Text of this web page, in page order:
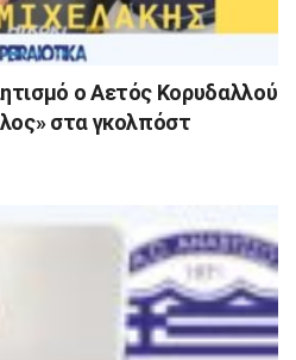
ο Αετός Κορυδαλλού
στα γκολπόστ